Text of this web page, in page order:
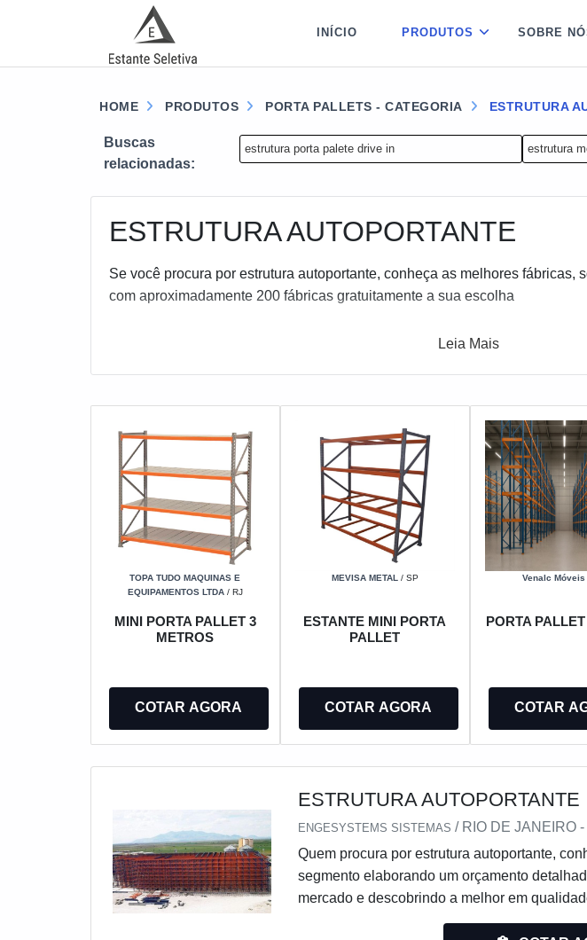
INÍCIO PRODUTOS SOBRE
HOME PRODUTOS PORTA PALLETS - CATEGORIA ESTRUTURA
Buscas
relacionadas:
estrutura porta palete drive in estrutura
ESTRUTURA AUTOPORTANTE
Se você procura por estrutura autoportante, conheça as melhores fábricas,
com aproximadamente 200 fábricas gratuitamente a sua escolha
Leia Mais
TOPA TUDO MAQUINAS E
EQUIPAMENTOS LTDA/ RJ
MINI PORTA PALLET 3
METROS
COTAR AGORA
MEVISA METAL / SP
ESTANTE MINI PORTA
PALLET
COTAR AGORA
Venalc Móveis
PORTA
COTAR
ESTRUTURA AUTOPORTANTE
ENGESYSTEMS SISTEMAS / RIO DE JANEIRO -
Quem procura por estrutura autoportante,
segmento elaborando um orçamento
mercado e descobrindo a melhor em
é estrutura autoportante, com os